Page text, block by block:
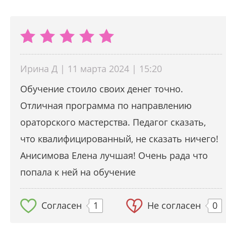
Ирина Д | 11 марта 2024 | 15:20
Обучение стоило своих денег точно.
Отличная программа по направлению
ораторского мастерства. Педагог сказать,
что квалифицированный, не сказать ничего!
Анисимова Елена лучшая! Очень рада что
попала к ней на обучение
Согласен 1 Не согласен 0